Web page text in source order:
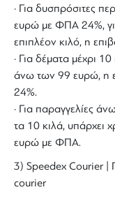
· Για δυσπρόσιτες
ευρώ με ΦΠΑ 24%,
επιπλέον κιλό, η
· Για δέματα μέχρι
άνω των 99 ευρώ, η
24%.
· Για παραγγελίες
τα 10 κιλά, υπάρχει
ευρώ με ΦΠΑ.
3) Speedex Courier |
courier